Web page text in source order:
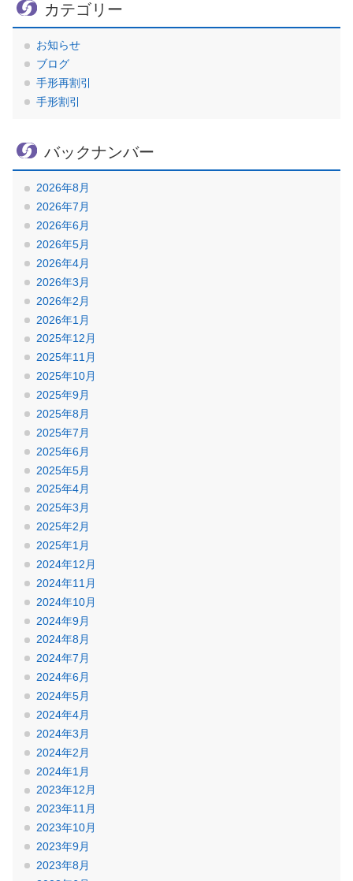
カテゴリー
お知らせ
ブログ
手形再割引
手形割引
バックナンバー
2026年8月
2026年7月
2026年6月
2026年5月
2026年4月
2026年3月
2026年2月
2026年1月
2025年12月
2025年11月
2025年10月
2025年9月
2025年8月
2025年7月
2025年6月
2025年5月
2025年4月
2025年3月
2025年2月
2025年1月
2024年12月
2024年11月
2024年10月
2024年9月
2024年8月
2024年7月
2024年6月
2024年5月
2024年4月
2024年3月
2024年2月
2024年1月
2023年12月
2023年11月
2023年10月
2023年9月
2023年8月